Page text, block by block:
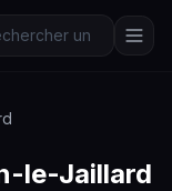
le-Jaillard